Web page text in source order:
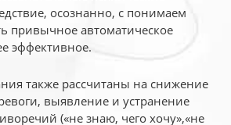
осознанно, с понимаем
привычное автоматическое
эффективное.
также рассчитаны на снижение
выявление и устранение
(«не знаю, чего хочу»,«не